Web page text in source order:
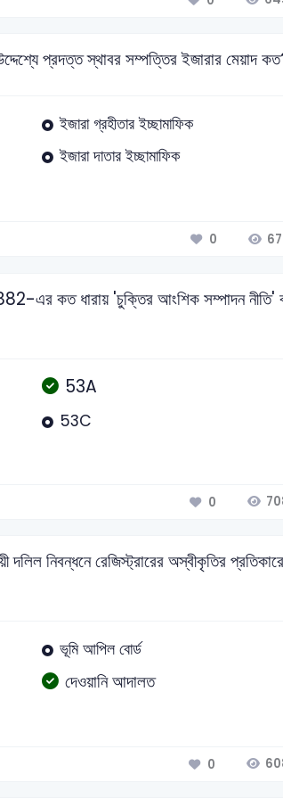
প্রদত্ত স্থাবর সম্পত্তির ইজারার মেয়াদ
ইজারা গ্রহীতার ইচ্ছামাফিক
ইজারা দাতার ইচ্ছামাফিক
0
ধারায় 'চুক্তির আংশিক সম্পাদন নীতি'
53A
53C
0
রেজিস্ট্রারের অস্বীকৃতির
ভূমি আপিল বোর্ড
দেওয়ানি আদালত
0